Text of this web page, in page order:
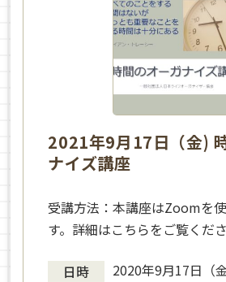
2021年9月17日（金)
ナイズ講座
受講方法：本講座はZoomを
す。詳細はこちらをご覧くださ
日時
2020年9月17日（